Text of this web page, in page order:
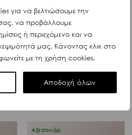
για να βελτιώσουμε την
να προβάλλουμε
ή περιεχόμενο και να
μας. Κάνοντας κλικ στο
με τη χρήση cookies.
Αποδοχή όλων
Αξεσουάρ